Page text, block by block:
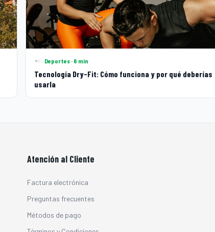
Deportes · 6 min
Tecnología Dry-Fit: Cómo funciona y por qué deberías
usarla
Atención al Cliente
Factura electrónica
Preguntas frecuentes
Métodos de pago